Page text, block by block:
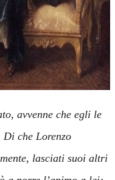
avvenne che egli le
Di che Lorenzo
lasciati suoi altri